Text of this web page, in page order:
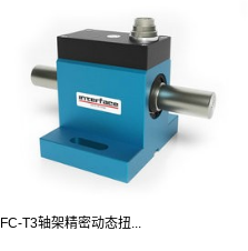
FC-T3轴架精密动态扭...